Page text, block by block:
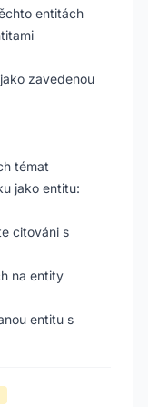
entitách
zavedenou
témat
jako entitu:
citováni s
na entity
entitu s